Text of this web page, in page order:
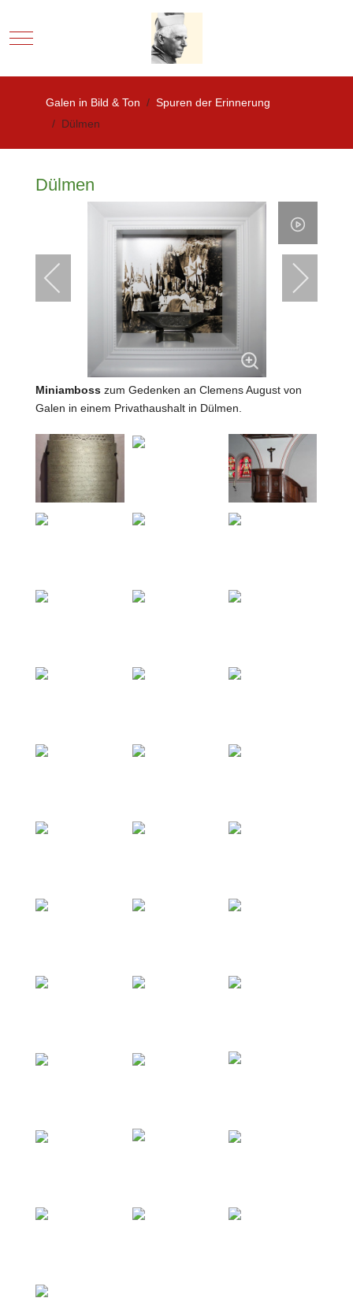
Mobile Menu Toggle
Galen in Bild & Ton
Spuren der Erinnerung
Dülmen
Dülmen
Miniamboss zum Gedenken an Clemens August von
Galen in einem Privathaushalt in Dülmen.